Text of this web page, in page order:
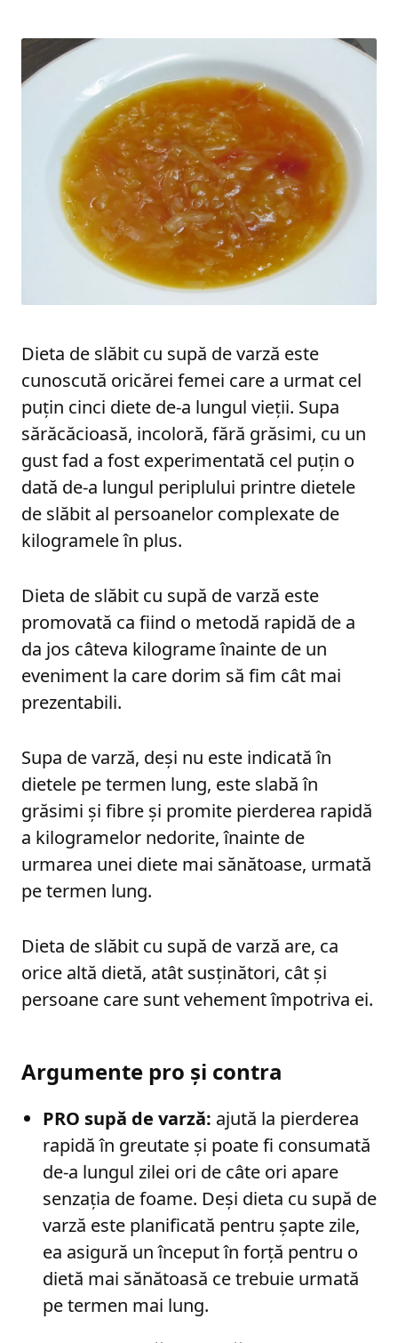
Dieta de slăbit cu supă de varză este
cunoscută oricărei femei care a urmat cel
puțin cinci diete de-a lungul vieții. Supa
sărăcăcioasă, incoloră, fără grăsimi, cu un
gust fad a fost experimentată cel puțin o
dată de-a lungul periplului printre dietele
de slăbit al persoanelor complexate de
kilogramele în plus.
Dieta de slăbit cu supă de varză este
promovată ca fiind o metodă rapidă de a
da jos câteva kilograme înainte de un
eveniment la care dorim să fim cât mai
prezentabili.
Supa de varză, deși nu este indicată în
dietele pe termen lung, este slabă în
grăsimi și fibre și promite pierderea rapidă
a kilogramelor nedorite, înainte de
urmarea unei diete mai sănătoase, urmată
pe termen lung.
Dieta de slăbit cu supă de varză are, ca
orice altă dietă, atât susținători, cât și
persoane care sunt vehement împotriva ei.
Argumente pro și contra
PRO supă de varză: ajută la pierderea
rapidă în greutate și poate fi consumată
de-a lungul zilei ori de câte ori apare
senzația de foame. Deși dieta cu supă de
varză este planificată pentru șapte zile,
ea asigură un început în forță pentru o
dietă mai sănătoasă ce trebuie urmată
pe termen mai lung.